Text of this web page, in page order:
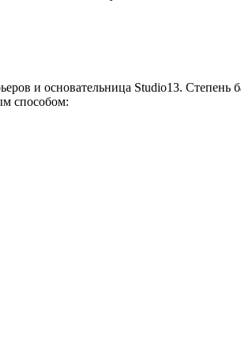
и основательница Studio13. Степень
способом: